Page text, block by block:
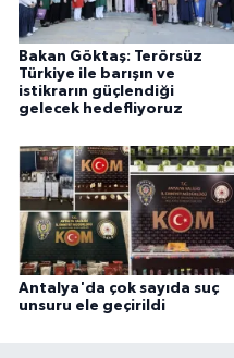
Bakan Göktaş: Terörsüz
Türkiye ile barışın ve
istikrarın güçlendiği
gelecek hedefliyoruz
Antalya'da çok sayıda suç
unsuru ele geçirildi